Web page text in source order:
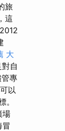
旅
這
大
自
專
以
場